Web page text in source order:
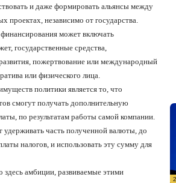
и даже формировать альянсы между
проектах, независимо от государства.
может включать
государственные средства,
пожертвование или международный
или физического лица.
политики является то, что
смогут получать дополнительную
по результатам работы самой компании.
удерживать часть полученной валюты, до
налогов, и использовать эту сумму для
здесь амбиции, развиваемые этими